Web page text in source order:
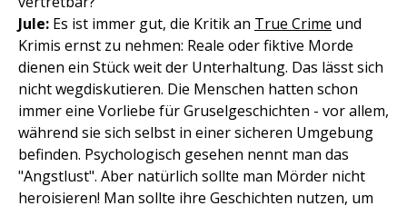
Jule: Es ist immer gut, die Kritik an True Crime und
Krimis ernst zu nehmen: Reale oder fiktive Morde
dienen ein Stück weit der Unterhaltung. Das lässt sich
nicht wegdiskutieren. Die Menschen hatten schon
immer eine Vorliebe für Gruselgeschichten - vor allem,
während sie sich selbst in einer sicheren Umgebung
befinden. Psychologisch gesehen nennt man das
"Angstlust". Aber natürlich sollte man Mörder nicht
heroisieren! Man sollte ihre Geschichten nutzen, um